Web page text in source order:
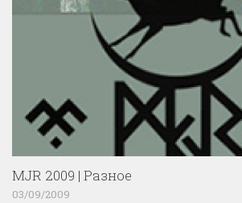
MJR 2009 | Разное
03/09/2009